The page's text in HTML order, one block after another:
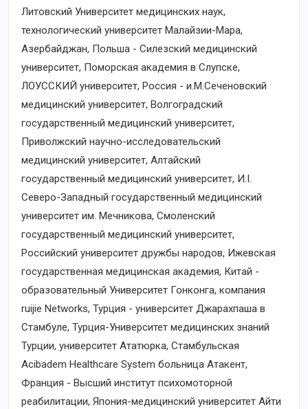
Литовский Университет медицинских наук,
технологический университет Малайзии-Мара,
Азербайджан, Польша - Силезский медицинский
университет, Поморская академия в Слупске,
ЛОУССКИЙ университет, Россия - и.M.Сеченовский
медицинский университет, Волгоградский
государственный медицинский университет,
Приволжский научно-исследовательский
медицинский университет, Алтайский
государственный медицинский университет, И.I.
Северо-Западный государственный медицинский
университет им. Мечникова, Смоленский
государственный медицинский университет,
Российский университет дружбы народов, Ижевская
государственная медицинская академия, Китай -
образовательный Университет Гонконга, компания
ruijie Networks, Турция - университет Джарахпаша в
Стамбуле, Турция-Университет медицинских знаний
Турции, университет Ататюрка, Стамбульская
Acibadem Healthcare System больница Атакент,
Франция - Высший институт психомоторной
реабилитации, Япония-медицинский университет Айти